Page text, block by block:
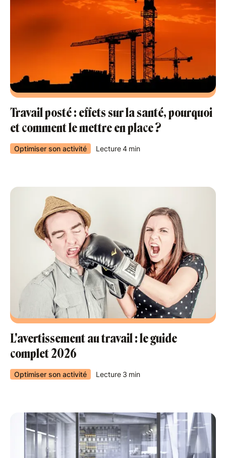
Travail posté : effets sur la santé, pourquoi
et comment le mettre en place ?
Optimiser son activité Lecture4 min
L'avertissement au travail : le guide
complet 2026
Optimiser son activité Lecture 3 min